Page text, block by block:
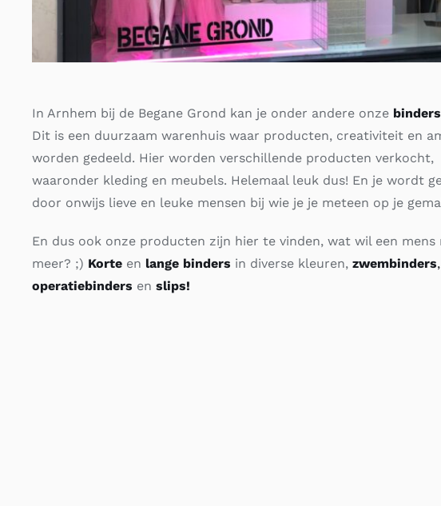
In Arnhem bij de Begane Grond kan je onder andere onze binders
Dit is een duurzaam warenhuis waar producten, creativiteit en
worden gedeeld. Hier worden verschillende producten verkocht,
waaronder kleding en meubels. Helemaal leuk dus! En je wordt
door onwijs lieve en leuke mensen bij wie je je meteen op je
En dus ook onze producten zijn hier te vinden, wat wil een mens
meer? ;) Korte en lange binders in diverse kleuren, zwembinders,
operatiebinders en slips!